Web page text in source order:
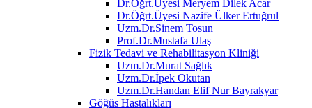
Dr.Öğrt.Üyesi Meryem Dilek Acar
Dr.Öğrt.Üyesi Nazife Ülker Ertuğrul
Uzm.Dr.Sinem Tosun
Prof.Dr.Mustafa Ulaş
Fizik Tedavi ve Rehabilitasyon Kliniği
Uzm.Dr.Murat Sağlık
Uzm.Dr.İpek Okutan
Uzm.Dr.Handan Elif Nur Bayrakyar
Göğüs Hastalıkları